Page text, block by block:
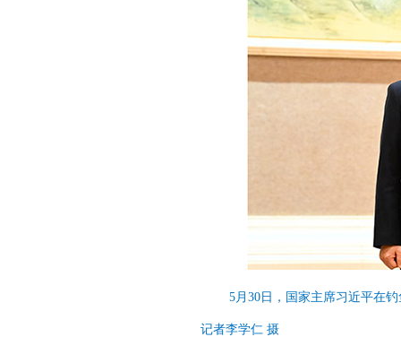
5月30日，国家主席习近平在
记者李学仁 摄